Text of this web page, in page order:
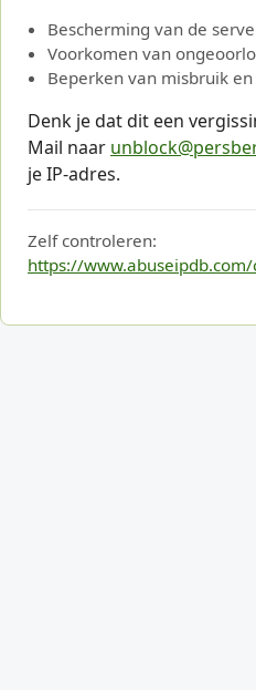
Bescherming van de
Voorkomen van
Beperken van misbruik en
Denk je dat dit een
Mail naar
je IP-adres.
Zelf controleren:
https://